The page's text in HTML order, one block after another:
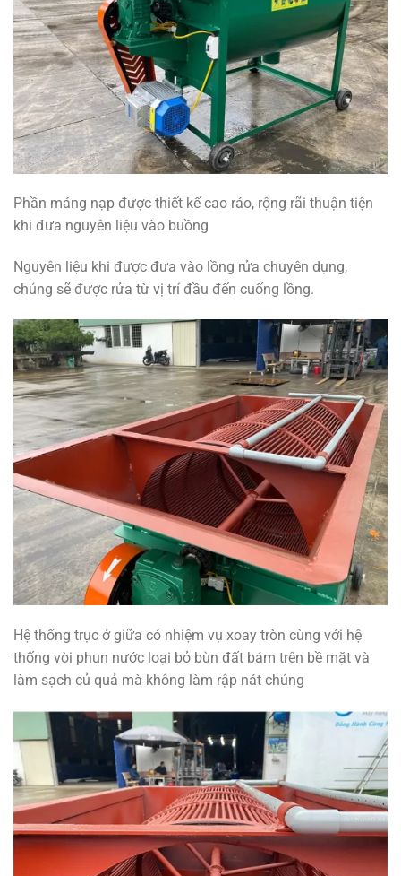
Phần máng nạp được thiết kế cao ráo, rộng rãi thuận tiện
khi đưa nguyên liệu vào buồng
Nguyên liệu khi được đưa vào lồng rửa chuyên dụng,
chúng sẽ được rửa từ vị trí đầu đến cuống lồng.
Hệ thống trục ở giữa có nhiệm vụ xoay tròn cùng với hệ
thống vòi phun nước loại bỏ bùn đất bám trên bề mặt và
làm sạch củ quả mà không làm rập nát chúng